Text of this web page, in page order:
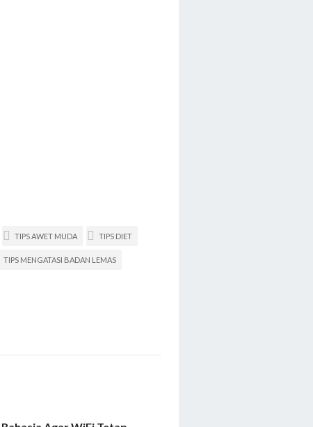
TIPS AWET MUDA TIPS DIET
TIPS MENGATASI BADAN LEMAS